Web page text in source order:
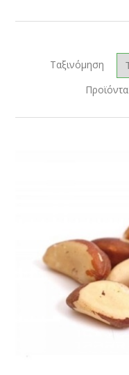
Ταξινόμηση
Προϊόντα